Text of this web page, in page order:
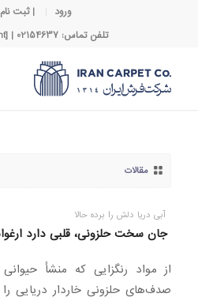
ورود | ثبت نام
تلفن تماس: 02154637 | [calender-event]
مقالات
آبی دریا دلش را برده حالا
جان سخت حلزونی، قلبی دارد
از مواد رنگزایی که منشأ
صدف‌های حلزونی خاردار دریایی